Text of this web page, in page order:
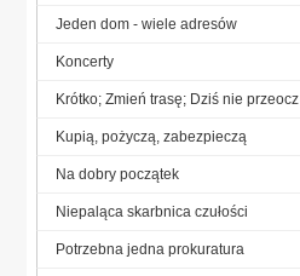
Jeden dom - wiele adresów
Koncerty
Krótko; Zmień trasę; Dziś nie przeocz
Kupią, pożyczą, zabezpieczą
Na dobry początek
Niepaląca skarbnica czułości
Potrzebna jedna prokuratura